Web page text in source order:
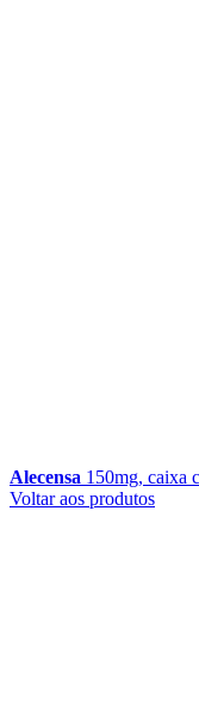
Alecensa 150mg, caixa
Voltar aos produtos